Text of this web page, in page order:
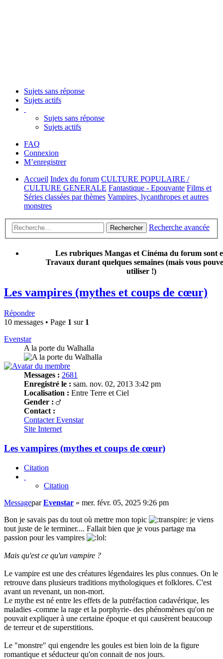
Sujets sans réponse
Sujets actifs
Sujets sans réponse
Sujets actifs
FAQ
Connexion
M’enregistrer
Accueil Index du forum CULTURE POPULAIRE /
CULTURE GENERALE Fantastique - Epouvante Films et
Séries classées par thèmes Vampires, lycanthropes et autres
monstres
Rechercher Recherche avancée
Les rubriques Mangas et Cinéma du forum sont
Travaux durant quelques semaines (mais vous
utiliser !)
Les vampires (mythes et coups de cœur)
Répondre
10 messages • Page 1 sur 1
Evenstar
A la porte du Walhalla
Messages : 2681
Enregistré le : sam. nov. 02, 2013 3:42 pm
Localisation : Entre Terre et Ciel
Gender :
Contact :
Contacter Evenstar
Site Internet
Les vampires (mythes et coups de cœur)
Citation
Citation
MessageparEvenstar » mer. févr. 05, 2025 9:26 pm
Bon je savais pas du tout où mettre mon topic
je viens
tout juste de le terminer.... Fallait bien que je vous partage ma
passion pour les vampires
Mais qu'est ce qu'un vampire ?
Le vampire est une des créatures légendaires les plus connues. On le
retrouve dans plusieurs traditions mythologiques et folklores. C'est
avant un revenant, un non-mort.
Le mythe est né entre les effets de la putréfaction cadavérique, les
maladies -comme la rage et la porphyrie- des phénomènes qu'on ne
pouvait expliquer à une certaine époque et qui causèrent beaucoup
de terreur et de superstitions.
Le "monstre" qui engendre les goules est bien loin de la figure
romantique et séducteur qu'on connait de nos jours.